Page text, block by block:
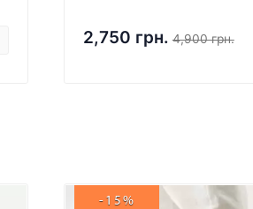
2,750 грн. 4,900 грн.
-15%